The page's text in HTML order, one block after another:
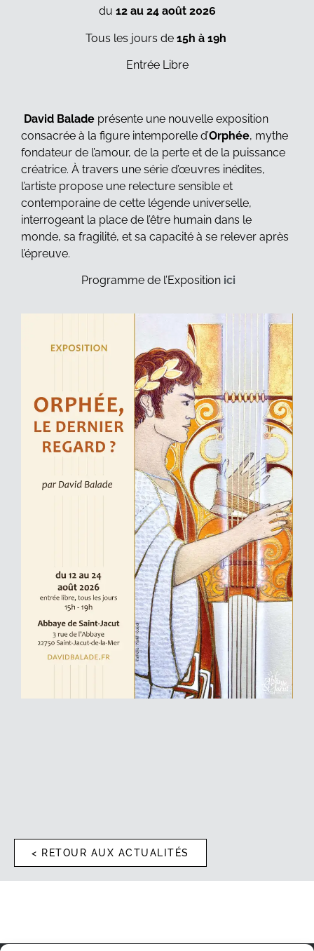
du 12 au 24 août 2026
Tous les jours de 15h à 19h
Entrée Libre
David Balade présente une nouvelle exposition
consacrée à la figure intemporelle d’Orphée, mythe
fondateur de l’amour, de la perte et de la puissance
créatrice. À travers une série d’œuvres inédites,
l’artiste propose une relecture sensible et
contemporaine de cette légende universelle,
interrogeant la place de l’être humain dans le
monde, sa fragilité, et sa capacité à se relever après
l’épreuve.
Programme de l’Exposition ici
< RETOUR AUX ACTUALITÉS